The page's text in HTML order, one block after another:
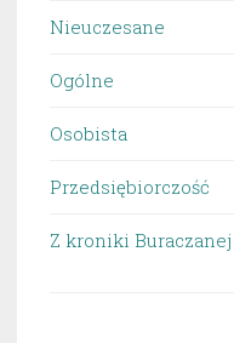
Nieuczesane
Ogólne
Osobista
Przedsiębiorczość
Z kroniki